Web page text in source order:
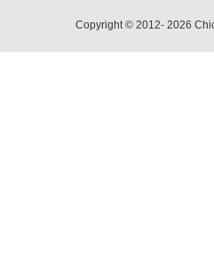
Copyright © 2012- 2026